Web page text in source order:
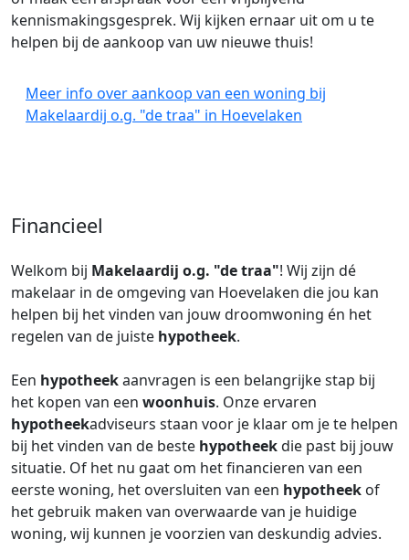
kennismakingsgesprek. Wij kijken ernaar uit om u te
helpen bij de aankoop van uw nieuwe thuis!
Meer info over aankoop van een woning bij
Makelaardij o.g. "de traa" in Hoevelaken
Financieel
Welkom bij Makelaardij o.g. "de traa"! Wij zijn dé
makelaar in de omgeving van Hoevelaken die jou kan
helpen bij het vinden van jouw droomwoning én het
regelen van de juiste hypotheek.
Een hypotheekaanvragen is een belangrijke stap bij
het kopen van een woonhuis. Onze ervaren
hypotheekadviseurs staan voor je klaar om je te helpen
bij het vinden van de beste hypotheekdie past bij jouw
situatie. Of het nu gaat om het financieren van een
eerste woning, het oversluiten van een hypotheek of
het gebruik maken van overwaarde van je huidige
woning, wij kunnen je voorzien van deskundig advies.